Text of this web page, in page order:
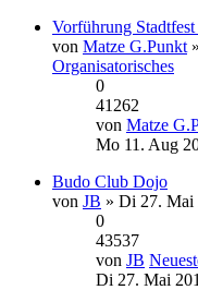
Vorführung
von Matze G.Punkt
Organisatorisches
0
41262
von Matze
Mo 11. Aug
Budo Club Dojo
von JB » Di 27. Mai
0
43537
von JB
Di 27. Mai